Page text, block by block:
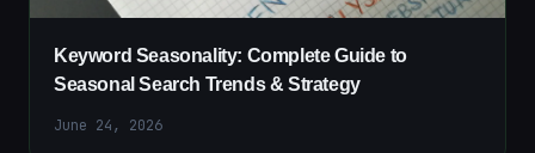
Keyword Seasonality: Complete Guide to
Seasonal Search Trends & Strategy
June 24, 2026